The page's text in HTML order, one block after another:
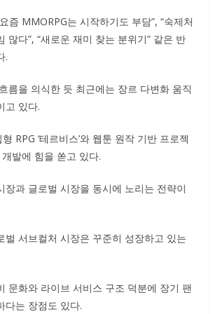
즘 MMORPG는 시작하기도 부담”, “숙제처
많다”, “새로운 재미 찾는 분위기” 같은 반
.
름을 의식한 듯 최근에는 장르 다변화 움직
고 있다.
RPG ‘테르비스’와 웹툰 원작 기반 프로젝
발에 힘을 쏟고 있다.
장과 글로벌 시장을 동시에 노리는 전략이
벌 서브컬처 시장은 꾸준히 성장하고 있는
문화와 라이브 서비스 구조 덕분에 장기 팬
다는 장점도 있다.